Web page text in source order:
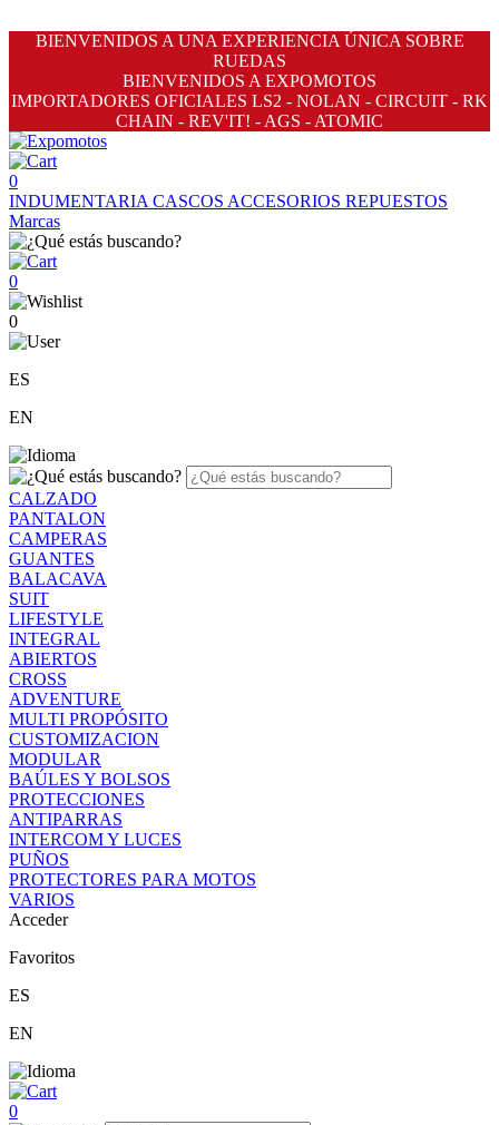
BIENVENIDOS A UNA EXPERIENCIA ÚNICA SOBRE
RUEDAS
BIENVENIDOS A EXPOMOTOS
IMPORTADORES OFICIALES LS2 - NOLAN - CIRCUIT - RK
CHAIN - REV'IT! - AGS - ATOMIC
0
INDUMENTARIA CASCOS ACCESORIOS REPUESTOS
Marcas
0
0
ES
EN
CALZADO
PANTALON
CAMPERAS
GUANTES
BALACAVA
SUIT
LIFESTYLE
INTEGRAL
ABIERTOS
CROSS
ADVENTURE
MULTI PROPÓSITO
CUSTOMIZACION
MODULAR
BAÚLES Y BOLSOS
PROTECCIONES
ANTIPARRAS
INTERCOM Y LUCES
PUÑOS
PROTECTORES PARA MOTOS
VARIOS
Acceder
Favoritos
ES
EN
0